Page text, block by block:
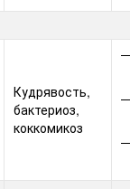
Кудрявость,
бактериоз,
коккомикоз